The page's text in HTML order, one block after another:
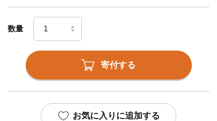
数量
寄付する
お気に入りに追加する